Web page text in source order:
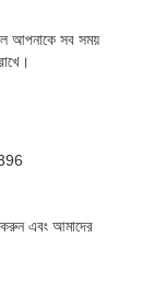
দল আপনাকে সব সময়
এবং আমাদের